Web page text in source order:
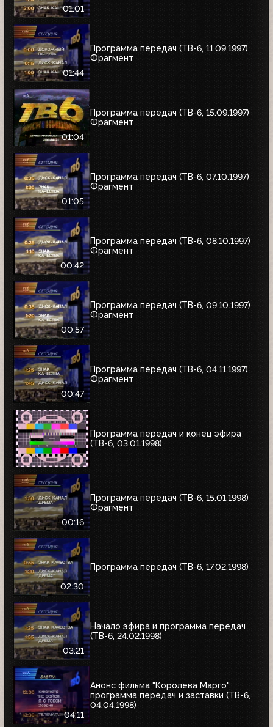
01:01
01:44
Программа передач (ТВ-6, 11.09.1997)
Фрагмент
01:04
Программа передач (ТВ-6, 15.09.1997)
Фрагмент
01:05
Программа передач (ТВ-6, 07.10.1997)
Фрагмент
00:42
Программа передач (ТВ-6, 08.10.1997)
Фрагмент
00:57
Программа передач (ТВ-6, 09.10.1997)
Фрагмент
00:47
Программа передач (ТВ-6, 04.11.1997)
Фрагмент
Программа передач и конец эфира
(ТВ-6, 03.01.1998)
00:16
Программа передач (ТВ-6, 15.01.1998)
Фрагмент
02:30
Программа передач (ТВ-6, 17.02.1998)
03:21
Начало эфира и программа передач
(ТВ-6, 24.02.1998)
04:11
Анонс фильма "Королева Марго",
программа передач и заставки (ТВ-6,
04.04.1998)